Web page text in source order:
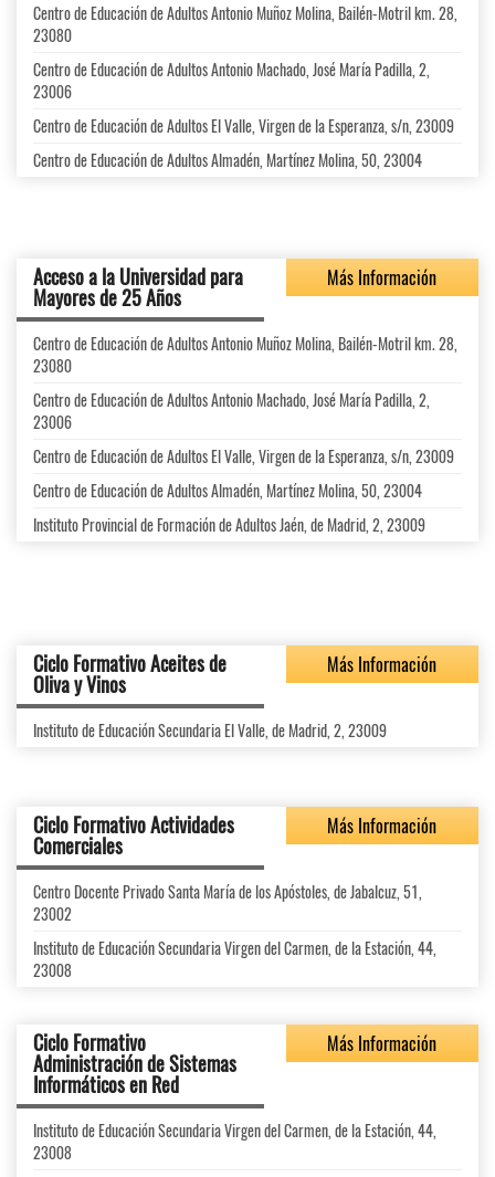
Centro de Educación de Adultos Antonio Muñoz Molina, Bailén-Motril km. 28,
23080
Centro de Educación de Adultos Antonio Machado, José María Padilla, 2,
23006
Centro de Educación de Adultos El Valle, Virgen de la Esperanza, s/n, 23009
Centro de Educación de Adultos Almadén, Martínez Molina, 50, 23004
Acceso a la Universidad para
Mayores de 25 Años
Más Información
Centro de Educación de Adultos Antonio Muñoz Molina, Bailén-Motril km. 28,
23080
Centro de Educación de Adultos Antonio Machado, José María Padilla, 2,
23006
Centro de Educación de Adultos El Valle, Virgen de la Esperanza, s/n, 23009
Centro de Educación de Adultos Almadén, Martínez Molina, 50, 23004
Instituto Provincial de Formación de Adultos Jaén, de Madrid, 2, 23009
Ciclo Formativo Aceites de
Oliva y Vinos
Más Información
Instituto de Educación Secundaria El Valle, de Madrid, 2, 23009
Ciclo Formativo Actividades
Comerciales
Más Información
Centro Docente Privado Santa María de los Apóstoles, de Jabalcuz, 51,
23002
Instituto de Educación Secundaria Virgen del Carmen, de la Estación, 44,
23008
Ciclo Formativo
Administración de Sistemas
Informáticos en Red
Más Información
Instituto de Educación Secundaria Virgen del Carmen, de la Estación, 44,
23008